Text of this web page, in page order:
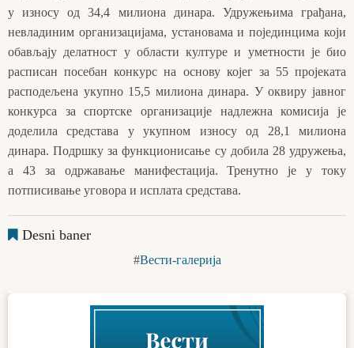
у износу од 34,4 милиона динара. Удружењима грађана,
невладиним организацијама, установама и појединцима који
обављају делатност у области културе и уметности је био
расписан посебан конкурс на основу којег за 55 пројеката
расподељена укупно 15,5 милиона динара. У оквиру јавног
конкурса за спортске организације надлежна комисија је
доделила средстава у укупном износу од 28,1 милиона
динара. Подршку за функционисање су добила 28 удружења,
а 43 за одржавање манифестација. Тренутно је у току
потписивање уговора и исплата средстава.
Desni baner
Вести-галерија